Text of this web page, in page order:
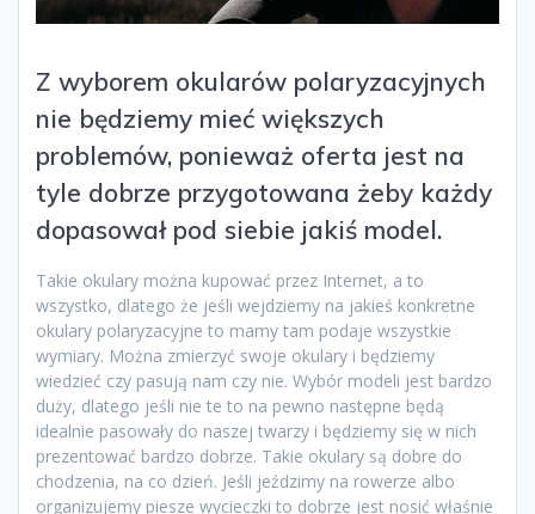
Z wyborem okularów polaryzacyjnych
nie będziemy mieć większych
problemów, ponieważ oferta jest na
tyle dobrze przygotowana żeby każdy
dopasował pod siebie jakiś model.
Takie okulary można kupować przez Internet, a to
wszystko, dlatego że jeśli wejdziemy na jakieś konkretne
okulary polaryzacyjne to mamy tam podaje wszystkie
wymiary. Można zmierzyć swoje okulary i będziemy
wiedzieć czy pasują nam czy nie. Wybór modeli jest bardzo
duży, dlatego jeśli nie te to na pewno następne będą
idealnie pasowały do naszej twarzy i będziemy się w nich
prezentować bardzo dobrze. Takie okulary są dobre do
chodzenia, na co dzień. Jeśli jeździmy na rowerze albo
organizujemy piesze wycieczki to dobrze jest nosić właśnie